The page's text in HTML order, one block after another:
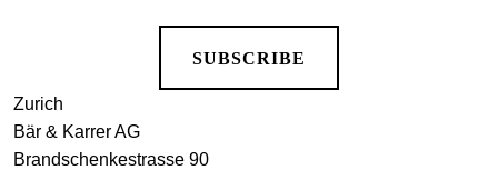
SUBSCRIBE
Zurich
Bär & Karrer AG
Brandschenkestrasse 90